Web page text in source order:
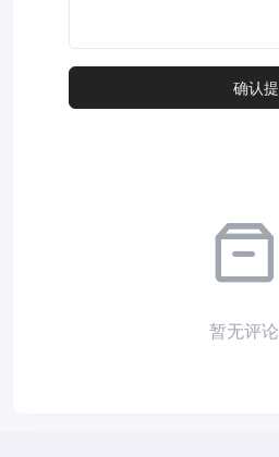
暂无评论